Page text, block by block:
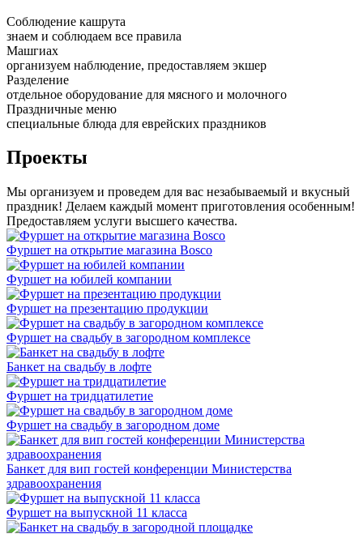
Соблюдение кашрута
знаем и соблюдаем все правила
Машгиах
организуем наблюдение, предоставляем экшер
Разделение
отдельное оборудование для мясного и молочного
Праздничные меню
специальные блюда для еврейских праздников
Проекты
Мы организуем и проведем для вас незабываемый и вкусный
праздник! Делаем каждый момент приготовления особенным!
Предоставляем услуги высшего качества.
Фуршет на открытие магазина Bosco
Фуршет на юбилей компании
Фуршет на презентацию продукции
Фуршет на свадьбу в загородном комплексе
Банкет на свадьбу в лофте
Фуршет на тридцатилетие
Фуршет на свадьбу в загородном доме
Банкет для вип гостей конференции Министерства
здравоохранения
Фуршет на выпускной 11 класса